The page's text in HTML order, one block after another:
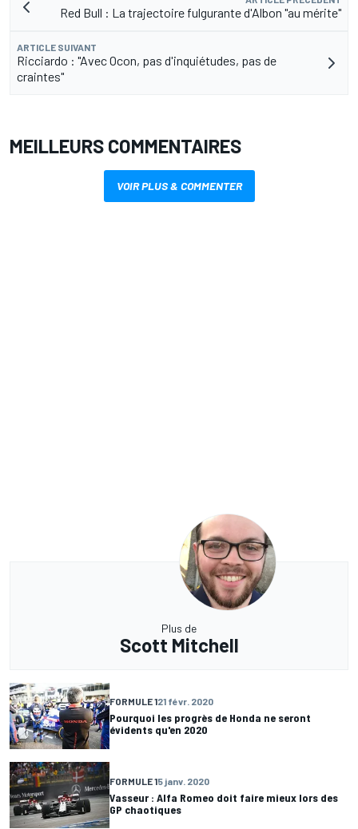
Red Bull : La trajectoire fulgurante d'Albon "au mérite"
ARTICLE SUIVANT
Ricciardo : "Avec Ocon, pas d'inquiétudes, pas de
craintes"
MEILLEURS COMMENTAIRES
VOIR PLUS & COMMENTER
Plus de
Scott Mitchell
FORMULE 121 févr. 2020
Pourquoi les progrès de Honda ne seront
évidents qu'en 2020
FORMULE 15 janv. 2020
Vasseur : Alfa Romeo doit faire mieux lors des
GP chaotiques